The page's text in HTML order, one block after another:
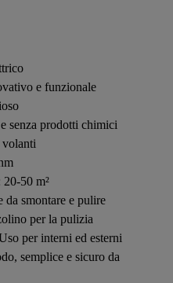
e funzionale
senza prodotti chimici
50 m²
da smontare e pulire
per la pulizia
per interni ed esterni
semplice e sicuro da